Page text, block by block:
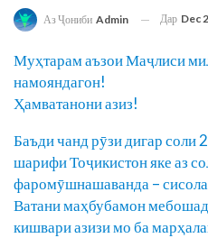
Аз Ҷониби Admin Дар Dec
Муҳтарам аъзои Маҷлиси
намояндагон!
Ҳамватанони азиз!
Баъди чанд рӯзи дигар
шарифи Тоҷикистон яке аз
фаромӯшнашаванда –
Ватани маҳбубамон
кишвари азизи мо ба